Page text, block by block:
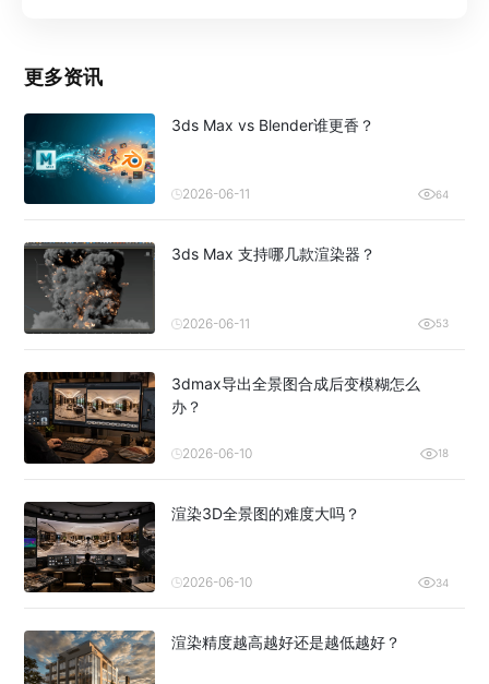
更多资讯
3ds Max vs Blender谁更香？
2026-06-11 64
3ds Max 支持哪几款渲染器？
2026-06-11 53
3dmax导出全景图合成后变模糊怎么
办？
2026-06-10 18
渲染3D全景图的难度大吗？
2026-06-10 34
渲染精度越高越好还是越低越好？